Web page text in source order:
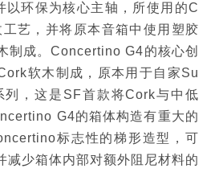
环保为核心主轴，所使用的C
艺，并将原本音箱中使用塑胶
制成。Concertino G4的核心创
软木制成，原本用于自家Su
列，这是SF首款将Cork与中低
G4的箱体构造有重大的
标志性的梯形造型，可
减少箱体内部对额外阻尼材料的